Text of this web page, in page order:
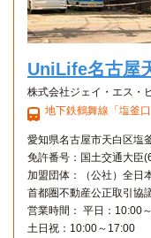
UniLife名古屋
株式会社ジェイ・エス・
地下鉄鶴舞線「塩釜
愛知県名古屋市天白区塩
免許番号：国土交通大臣
加盟団体：（公社）全日
首都圏不動産公正取引協
営業時間： 平日：10:00
土日祝：10:00～17:00